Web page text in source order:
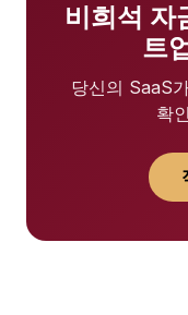
비희석 자
트
당신의 SaaS
확